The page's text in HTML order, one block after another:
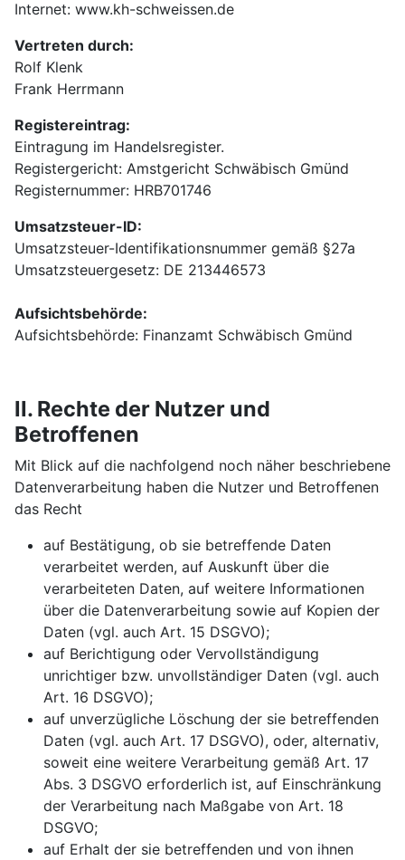
Internet: www.kh-schweissen.de
Vertreten durch:
Rolf Klenk
Frank Herrmann
Registereintrag:
Eintragung im Handelsregister.
Registergericht: Amstgericht Schwäbisch Gmünd
Registernummer: HRB701746
Umsatzsteuer-ID:
Umsatzsteuer-Identifikationsnummer gemäß §27a
Umsatzsteuergesetz: DE 213446573
Aufsichtsbehörde:
Aufsichtsbehörde: Finanzamt Schwäbisch Gmünd
II. Rechte der Nutzer und
Betroffenen
Mit Blick auf die nachfolgend noch näher beschriebene
Datenverarbeitung haben die Nutzer und Betroffenen
das Recht
auf Bestätigung, ob sie betreffende Daten
verarbeitet werden, auf Auskunft über die
verarbeiteten Daten, auf weitere Informationen
über die Datenverarbeitung sowie auf Kopien der
Daten (vgl. auch Art. 15 DSGVO);
auf Berichtigung oder Vervollständigung
unrichtiger bzw. unvollständiger Daten (vgl. auch
Art. 16 DSGVO);
auf unverzügliche Löschung der sie betreffenden
Daten (vgl. auch Art. 17 DSGVO), oder, alternativ,
soweit eine weitere Verarbeitung gemäß Art. 17
Abs. 3 DSGVO erforderlich ist, auf Einschränkung
der Verarbeitung nach Maßgabe von Art. 18
DSGVO;
auf Erhalt der sie betreffenden und von ihnen